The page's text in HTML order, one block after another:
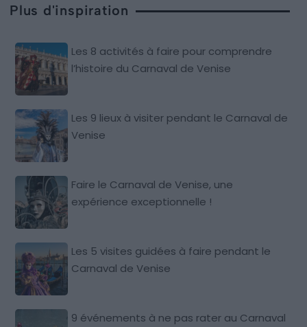
Plus d'inspiration
Les 8 activités à faire pour comprendre
l’histoire du Carnaval de Venise
Les 9 lieux à visiter pendant le Carnaval de
Venise
Faire le Carnaval de Venise, une
expérience exceptionnelle !
Les 5 visites guidées à faire pendant le
Carnaval de Venise
9 événements à ne pas rater au Carnaval